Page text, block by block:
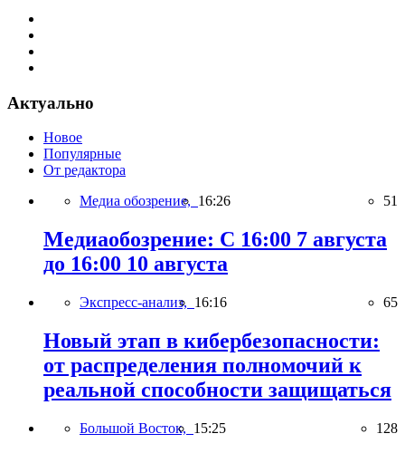
Актуально
Новое
Популярные
От редактора
Медиа обозрение, 16:26 51
Медиаобозрение: С 16:00 7 августа
до 16:00 10 августа
Экспресс-анализ, 16:16 65
Новый этап в кибербезопасности:
от распределения полномочий к
реальной способности защищаться
Большой Восток, 15:25 128